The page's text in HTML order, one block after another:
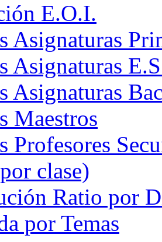
E.O.I.
Asignaturas
Asignaturas
Asignaturas
Maestros
Profesores
clase)
Ratio por
por Temas